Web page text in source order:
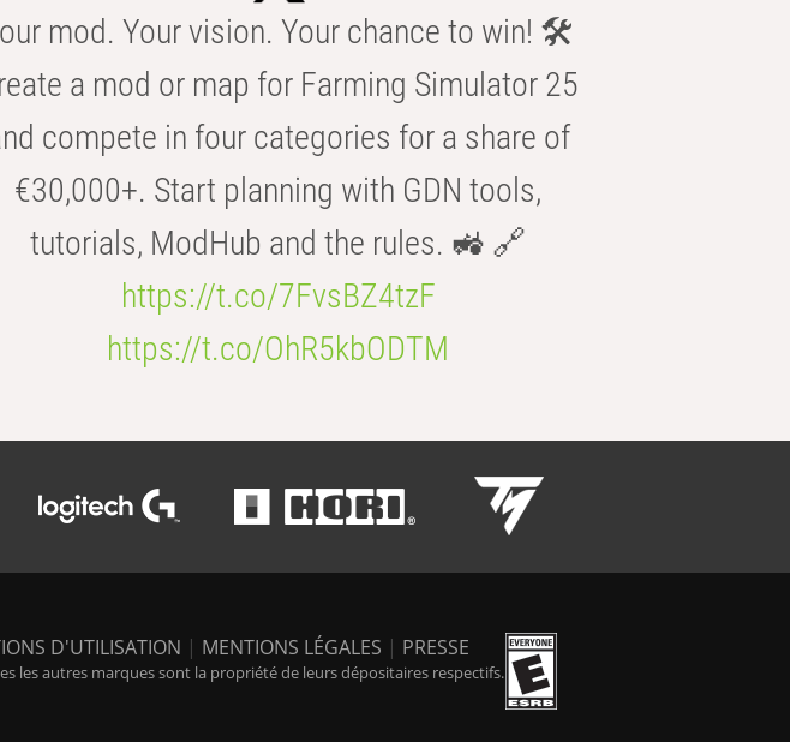
mod. Your vision. Your chance to win! 🛠️
a mod or map for Farming Simulator 25
compete in four categories for a share of
€30,000+. Start planning with GDN tools,
tutorials, ModHub and the rules. 🚜 🔗
https://t.co/7FvsBZ4tzF
https://t.co/OhR5kbODTM
D'UTILISATION | MENTIONS LÉGALES | PRESSE
les autres marques sont la propriété de leurs dépositaires respectifs.